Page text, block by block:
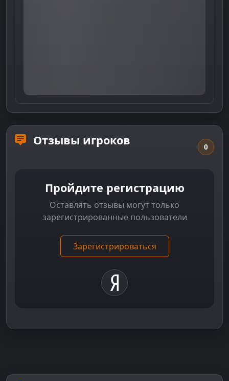
Отзывы игроков 0
Пройдите регистрацию
Оставлять отзывы могут только
зарегистрированные пользователи
Зарегистрироваться